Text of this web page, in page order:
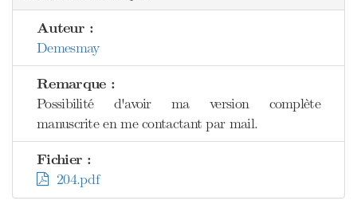
Auteur :
Demesmay
Remarque :
Possibilité d'avoir ma version complète
manuscrite en me contactant par mail.
Fichier :
204.pdf